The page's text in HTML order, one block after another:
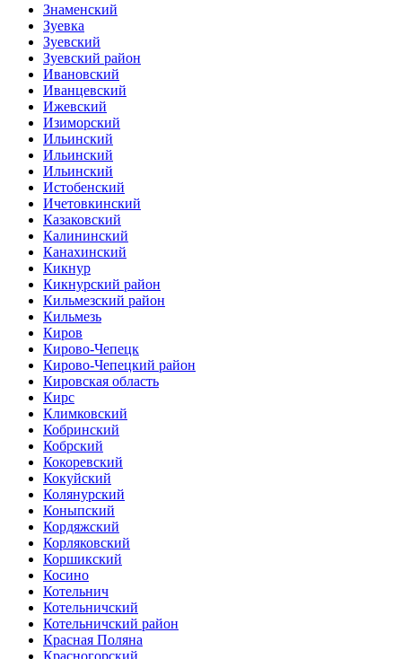
Знаменский
Зуевка
Зуевский
Зуевский район
Ивановский
Иванцевский
Ижевский
Изиморский
Ильинский
Ильинский
Ильинский
Истобенский
Ичетовкинский
Казаковский
Калининский
Канахинский
Кикнур
Кикнурский район
Кильмезский район
Кильмезь
Киров
Кирово-Чепецк
Кирово-Чепецкий район
Кировская область
Кирс
Климковский
Кобринский
Кобрский
Кокоревский
Кокуйский
Колянурский
Коныпский
Кордяжский
Корляковский
Коршикский
Косино
Котельнич
Котельничский
Котельничский район
Красная Поляна
Красногорский